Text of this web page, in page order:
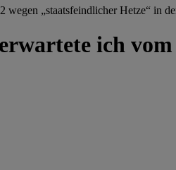
wegen „staatsfeindlicher Hetze“ in
ich